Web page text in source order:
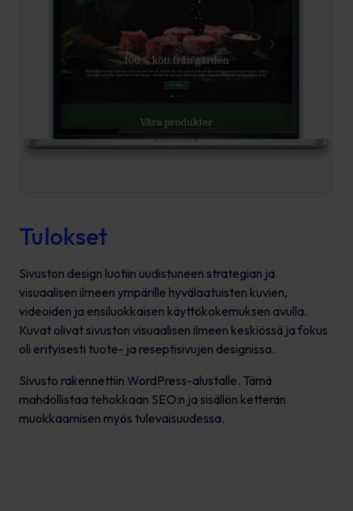
Tulokset
Sivuston design luotiin uudistuneen strategian ja
visuaalisen ilmeen ympärille hyvälaatuisten kuvien,
videoiden ja ensiluokkaisen käyttökokemuksen avulla.
Kuvat olivat sivuston visuaalisen ilmeen keskiössä ja fokus
oli erityisesti tuote- ja reseptisivujen designissa.
Sivusto rakennettiin WordPress-alustalle. Tämä
mahdollistaa tehokkaan SEO:n ja sisällön ketterän
muokkaamisen myös tulevaisuudessa.